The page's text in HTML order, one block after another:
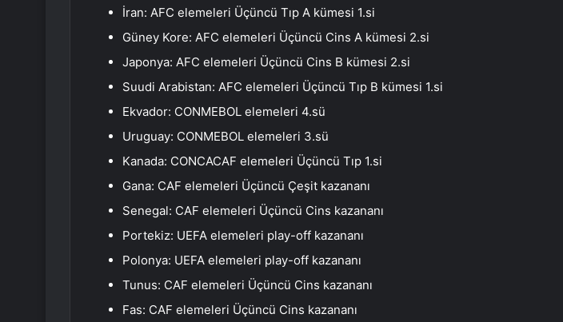
İran: AFC elemeleri Üçüncü Tıp A kümesi 1.si
Güney Kore: AFC elemeleri Üçüncü Cins A kümesi 2.si
Japonya: AFC elemeleri Üçüncü Cins B kümesi 2.si
Suudi Arabistan: AFC elemeleri Üçüncü Tıp B kümesi 1.si
Ekvador: CONMEBOL elemeleri 4.sü
Uruguay: CONMEBOL elemeleri 3.sü
Kanada: CONCACAF elemeleri Üçüncü Tıp 1.si
Gana: CAF elemeleri Üçüncü Çeşit kazananı
Senegal: CAF elemeleri Üçüncü Cins kazananı
Portekiz: UEFA elemeleri play-off kazananı
Polonya: UEFA elemeleri play-off kazananı
Tunus: CAF elemeleri Üçüncü Cins kazananı
Fas: CAF elemeleri Üçüncü Cins kazananı